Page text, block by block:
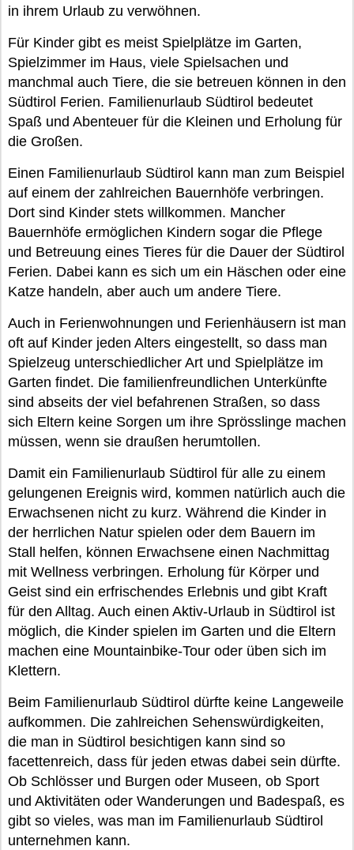
in ihrem Urlaub zu verwöhnen.
Für Kinder gibt es meist Spielplätze im Garten,
Spielzimmer im Haus, viele Spielsachen und
manchmal auch Tiere, die sie betreuen können in den
Südtirol Ferien. Familienurlaub Südtirol bedeutet
Spaß und Abenteuer für die Kleinen und Erholung für
die Großen.
Einen Familienurlaub Südtirol kann man zum Beispiel
auf einem der zahlreichen Bauernhöfe verbringen.
Dort sind Kinder stets willkommen. Mancher
Bauernhöfe ermöglichen Kindern sogar die Pflege
und Betreuung eines Tieres für die Dauer der Südtirol
Ferien. Dabei kann es sich um ein Häschen oder eine
Katze handeln, aber auch um andere Tiere.
Auch in Ferienwohnungen und Ferienhäusern ist man
oft auf Kinder jeden Alters eingestellt, so dass man
Spielzeug unterschiedlicher Art und Spielplätze im
Garten findet. Die familienfreundlichen Unterkünfte
sind abseits der viel befahrenen Straßen, so dass
sich Eltern keine Sorgen um ihre Sprösslinge machen
müssen, wenn sie draußen herumtollen.
Damit ein Familienurlaub Südtirol für alle zu einem
gelungenen Ereignis wird, kommen natürlich auch die
Erwachsenen nicht zu kurz. Während die Kinder in
der herrlichen Natur spielen oder dem Bauern im
Stall helfen, können Erwachsene einen Nachmittag
mit Wellness verbringen. Erholung für Körper und
Geist sind ein erfrischendes Erlebnis und gibt Kraft
für den Alltag. Auch einen Aktiv-Urlaub in Südtirol ist
möglich, die Kinder spielen im Garten und die Eltern
machen eine Mountainbike-Tour oder üben sich im
Klettern.
Beim Familienurlaub Südtirol dürfte keine Langeweile
aufkommen. Die zahlreichen Sehenswürdigkeiten,
die man in Südtirol besichtigen kann sind so
facettenreich, dass für jeden etwas dabei sein dürfte.
Ob Schlösser und Burgen oder Museen, ob Sport
und Aktivitäten oder Wanderungen und Badespaß, es
gibt so vieles, was man im Familienurlaub Südtirol
unternehmen kann.